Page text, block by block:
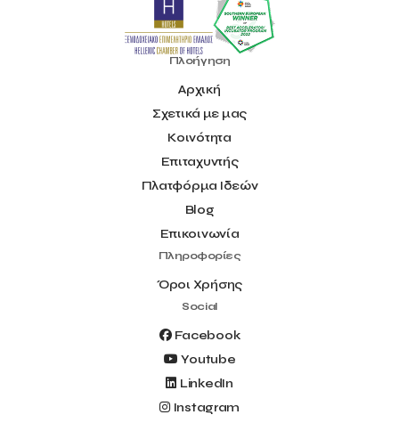
Πλοήγηση
Αρχική
Σχετικά με μας
Κοινότητα
Επιταχυντής
Πλατφόρμα Ιδεών
Blog
Επικοινωνία
Πληροφορίες
Όροι Χρήσης
Social
Facebook
Youtube
LinkedIn
Instagram